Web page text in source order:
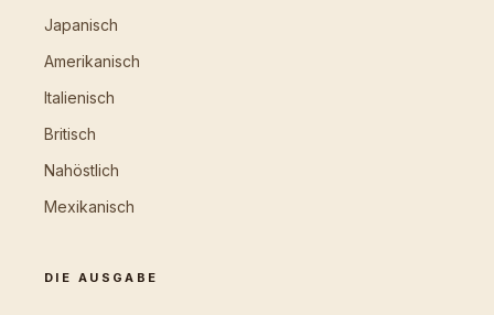
Japanisch
Amerikanisch
Italienisch
Britisch
Nahöstlich
Mexikanisch
DIE AUSGABE